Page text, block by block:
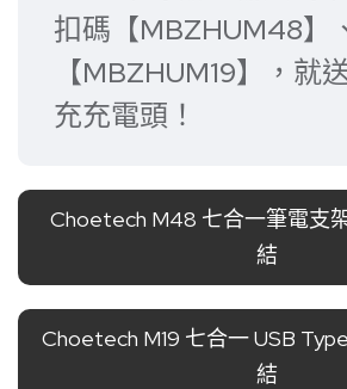
扣碼【MBZHUM48】
【MBZHUM19】，就
充充電頭！
Choetech M48 七合一筆電支
結
Choetech M19 七合一 USB
結